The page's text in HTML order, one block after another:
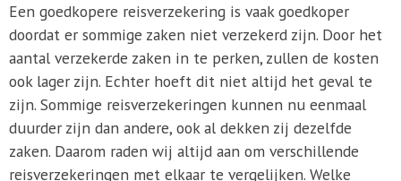
Een goedkopere reisverzekering is vaak goedkoper
doordat er sommige zaken niet verzekerd zijn. Door het
aantal verzekerde zaken in te perken, zullen de kosten
ook lager zijn. Echter hoeft dit niet altijd het geval te
zijn. Sommige reisverzekeringen kunnen nu eenmaal
duurder zijn dan andere, ook al dekken zij dezelfde
zaken. Daarom raden wij altijd aan om verschillende
reisverzekeringen met elkaar te vergelijken. Welke